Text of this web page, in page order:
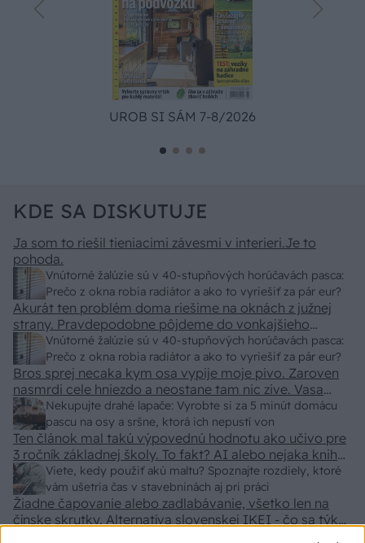
UROB SI SÁM 7-8/2026
KDE SA DISKUTUJE
Vnútorné žalúzie sú v 40-stupňových horúčavách pasca:
Prečo z okna robia radiátor a ako to vyriešiť za pár eur?
Ja som to riešil tieniacimi závesmi v interieri.Je to
pohoda.
Vnútorné žalúzie sú v 40-stupňových horúčavách pasca:
Prečo z okna robia radiátor a ako to vyriešiť za pár eur?
Akurát ten problém doma riešime na oknách z južnej
strany. Pravdepodobne pôjdeme do vonkajšieho
tienenia na spôsob markízy 250x150cm. Čínsky
predajcovia idú okolo 100 eur kus.
Nekupujte drahé lapače: Vyrobte si za 5 minút domácu
pascu na osy a sršne, ktorá ich nepustí von
Bros sprej necaka kym osa vypije moje pivo. Zaroven
nasmrdi cele hniezdo a neostane tam nic zive. Vasa
pasca naucinke moc efektivne. Skor pritiahne slimaky
Viete, kedy použiť akú maltu? Spoznajte rozdiely, ktoré
vám ušetria čas v stavebninách aj pri práci
Ten článok mal takú výpovednú hodnotu ako učivo pre
3 ročník základnej školy. To fakt? AI alebo nejaka kniha
z VŠ? Dnešné rychlotvrdnuce malty - pevnosť 40 Mpa a
doba schnutia tak 15 minut , k tomu vodotesné s
kryštálikou. A rozdiel - schnutie a zretie. Nič?
Žiadne čapovanie alebo zadlabávanie, všetko len na
čínske skrutky. Alternatíva slovenskej IKEI - čo sa týka